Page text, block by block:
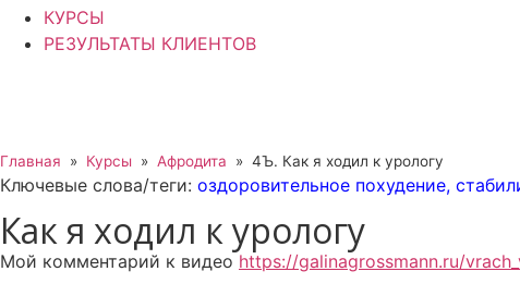
КУРСЫ
РЕЗУЛЬТАТЫ КЛИЕНТОВ
Главная » Курсы » Афродита » 4Ъ. Как я ходил к урологу
Ключевые слова/теги: оздоровительное похудение,
Как я ходил к урологу
Мой комментарий к видео https://galinagrossmann.ru/